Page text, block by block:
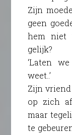
Zijn
geen
hem niet
gelijk?
‘Laten
weet..’
Zijn
op zich
maar
te